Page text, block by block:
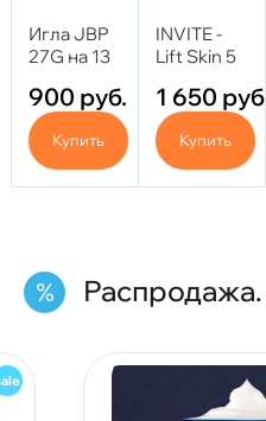
Игла JBP
27G на 13
900 руб.
Купить
INVITE -
Lift Skin 5
1 650 руб.
Купить
Распродажа.